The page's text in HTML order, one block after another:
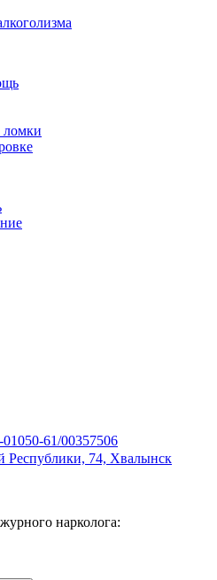
ломки
61/00357506
Республики, 74, Хвалынск
нарколога: